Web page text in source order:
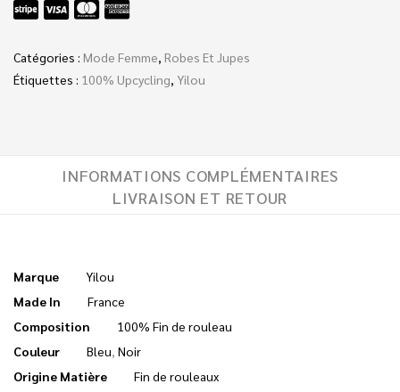
Catégories : Mode Femme, Robes Et Jupes
Étiquettes : 100% Upcycling, Yilou
INFORMATIONS COMPLÉMENTAIRES
LIVRAISON ET RETOUR
Marque
Yilou
Made In
France
Composition
100% Fin de rouleau
Couleur
Bleu, Noir
Origine Matière
Fin de rouleaux